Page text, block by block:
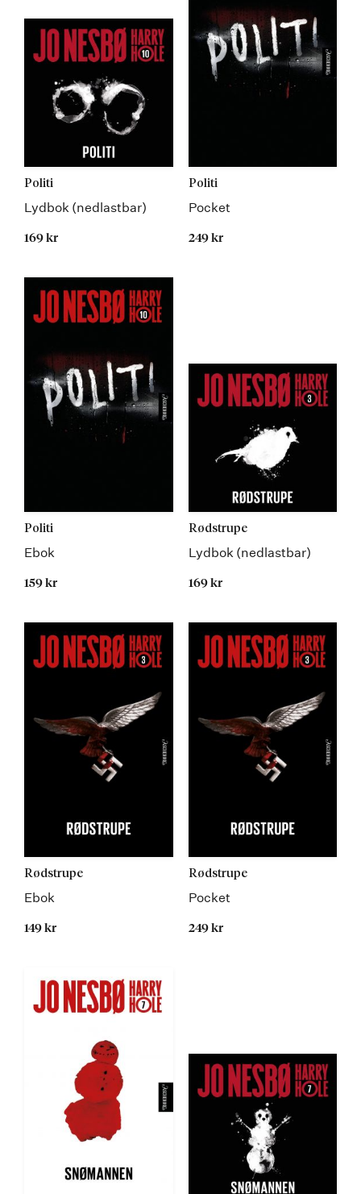
Politi
Lydbok (nedlastbar)
169 kr
Politi
Pocket
249 kr
Politi
Ebok
159 kr
Rødstrupe
Lydbok (nedlastbar)
169 kr
Rødstrupe
Ebok
149 kr
Rødstrupe
Pocket
249 kr